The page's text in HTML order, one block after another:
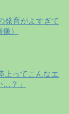
発育がよすぎて
）
上ってこんなエ
…？」